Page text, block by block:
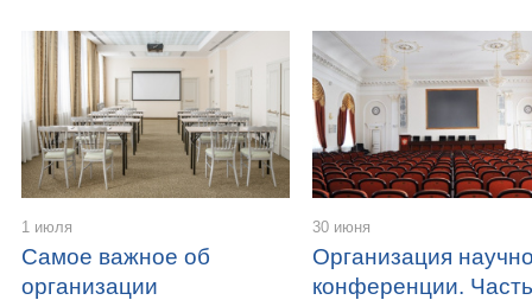
1 июля
Самое важное об
организации
30 июня
Организация
конференции.